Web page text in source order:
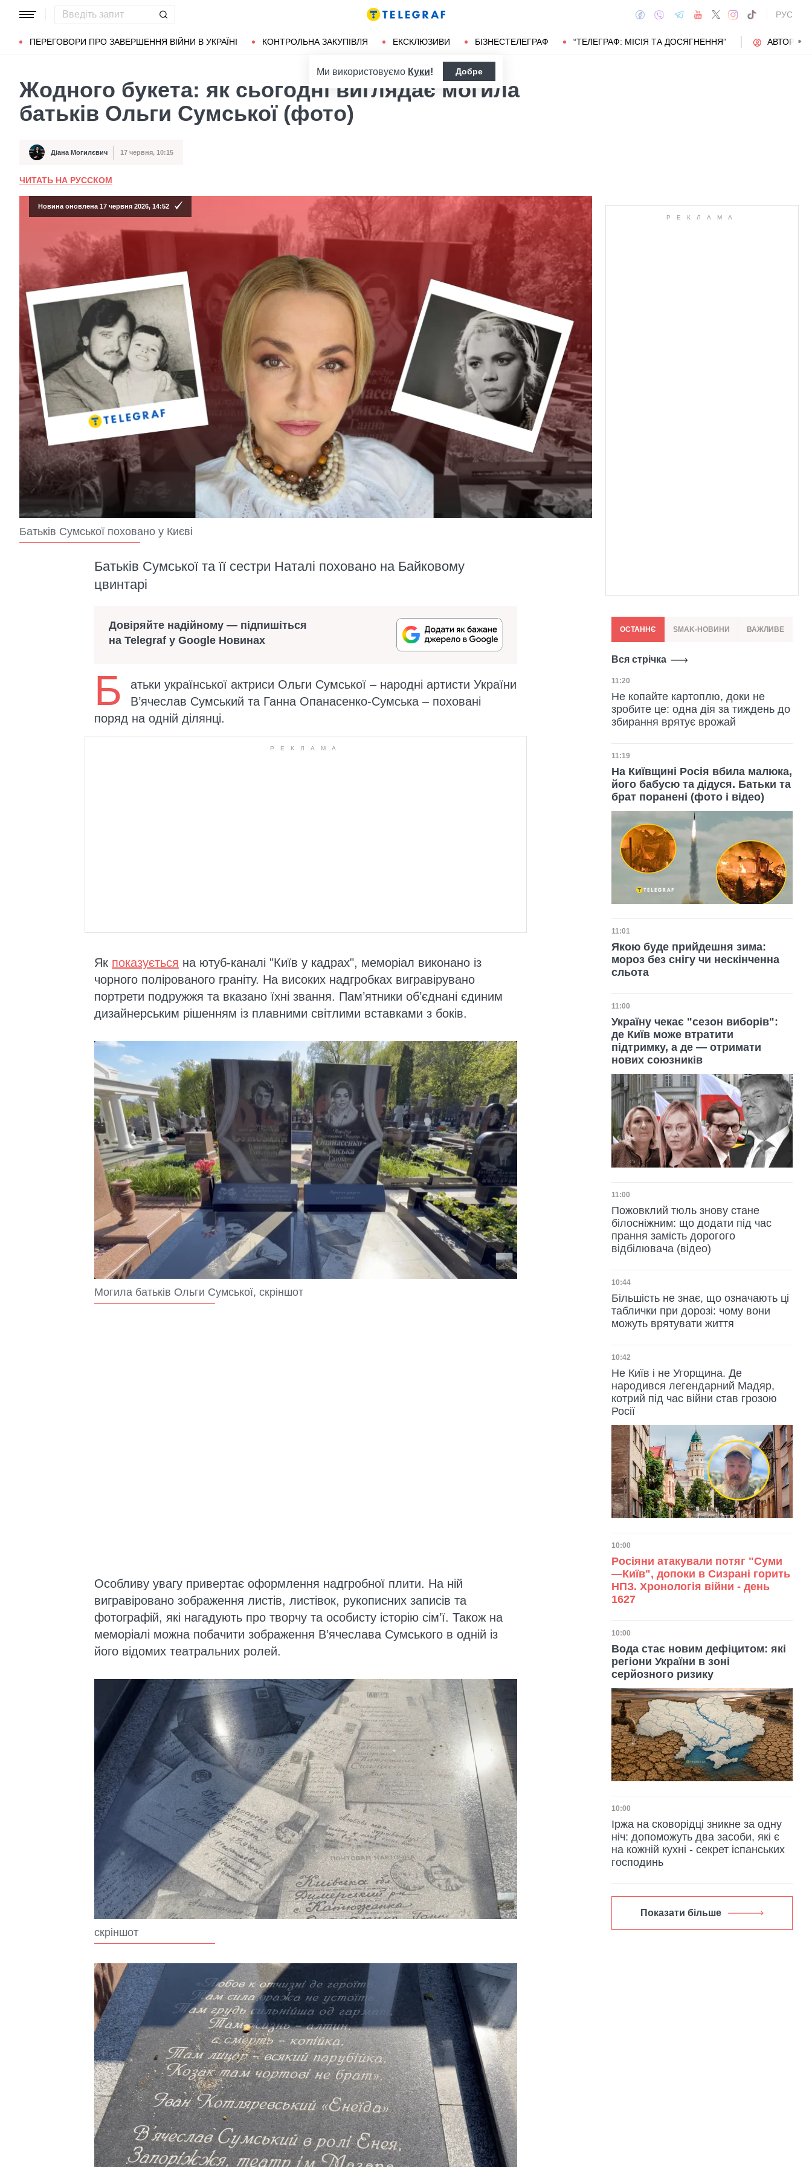
РУС
ПЕРЕГОВОРИ ПРО ЗАВЕРШЕННЯ ВІЙНИ В УКРАЇНІ КОНТРОЛЬНА ЗАКУПІВЛЯ ЕКСКЛЮЗИВИ БІЗНЕСТЕЛЕГРАФ “ТЕЛЕГРАФ: МІСІЯ ТА ДОСЯГНЕННЯ” АВТОРИ
Популярні запити Маріуполь Донбас
Ми використовуємо Куки! Добре
Жодного букета: як сьогодні виглядає могила
батьків Ольги Сумської (фото)
Автор Діана Могилєвич
Дата публікації 17 червня, 10:15
ЧИТАТЬ НА РУССКОМ
Новина оновлена 17 червня 2026, 14:52
Батьків Сумської поховано у Києві
Батьків Сумської та її сестри Наталі поховано на Байковому
цвинтарі
Довіряйте надійному — підпишіться
на Telegraf у Google Новинах
Б
атьки української актриси Ольги Сумської – народні артисти України
В’ячеслав Сумський та Ганна Опанасенко-Сумська – поховані
поряд на одній ділянці.
Як показується на ютуб-каналі "Київ у кадрах", меморіал виконано із
чорного полірованого граніту. На високих надгробках вигравірувано
портрети подружжя та вказано їхні звання. Пам’ятники об’єднані єдиним
дизайнерським рішенням із плавними світлими вставками з боків.
Могила батьків Ольги Сумської, скріншот
Особливу увагу привертає оформлення надгробної плити. На ній
вигравіровано зображення листів, листівок, рукописних записів та
фотографій, які нагадують про творчу та особисту історію сім’ї. Також на
меморіалі можна побачити зображення В’ячеслава Сумського в одній із
його відомих театральних ролей.
скріншот
ОСТАННЄ SMAK-НОВИНИ ВАЖЛИВЕ
Вся стрічка
Дата публікації
11:20
Не копайте картоплю, доки не
зробите це: одна дія за тиждень до
збирання врятує врожай
Дата публікації
11:19
На Київщині Росія вбила малюка,
його бабусю та дідуся. Батьки та
брат поранені (фото і відео)
Дата публікації
11:01
Якою буде прийдешня зима:
мороз без снігу чи нескінченна
сльота
Дата публікації
11:00
Україну чекає "сезон виборів":
де Київ може втратити
підтримку, а де — отримати
нових союзників
Дата публікації
11:00
Пожовклий тюль знову стане
білосніжним: що додати під час
прання замість дорогого
відбілювача (відео)
Дата публікації
10:44
Більшість не знає, що означають ці
таблички при дорозі: чому вони
можуть врятувати життя
Дата публікації
10:42
Не Київ і не Угорщина. Де
народився легендарний Мадяр,
котрий під час війни став грозою
Росії
Дата публікації
10:00
Росіяни атакували потяг "Суми
—Київ", допоки в Сизрані горить
НПЗ. Хронологія війни - день
1627
Дата публікації
10:00
Вода стає новим дефіцитом: які
регіони України в зоні
серйозного ризику
Дата публікації
10:00
Іржа на сковорідці зникне за одну
ніч: допоможуть два засоби, які є
на кожній кухні - секрет іспанських
господинь
Показати більше